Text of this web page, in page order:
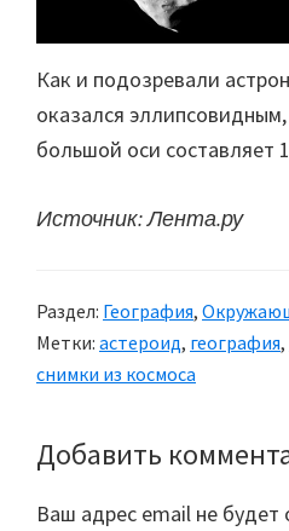
Как и подозревали
оказался
большой оси составляет
Источник: Лента.ру
Раздел: География,
Метки: астероид, география,
снимки из космоса
Reader
Interactions
Добавить
Ваш адрес email не будет